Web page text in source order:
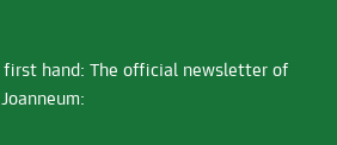
first hand: The official newsletter of